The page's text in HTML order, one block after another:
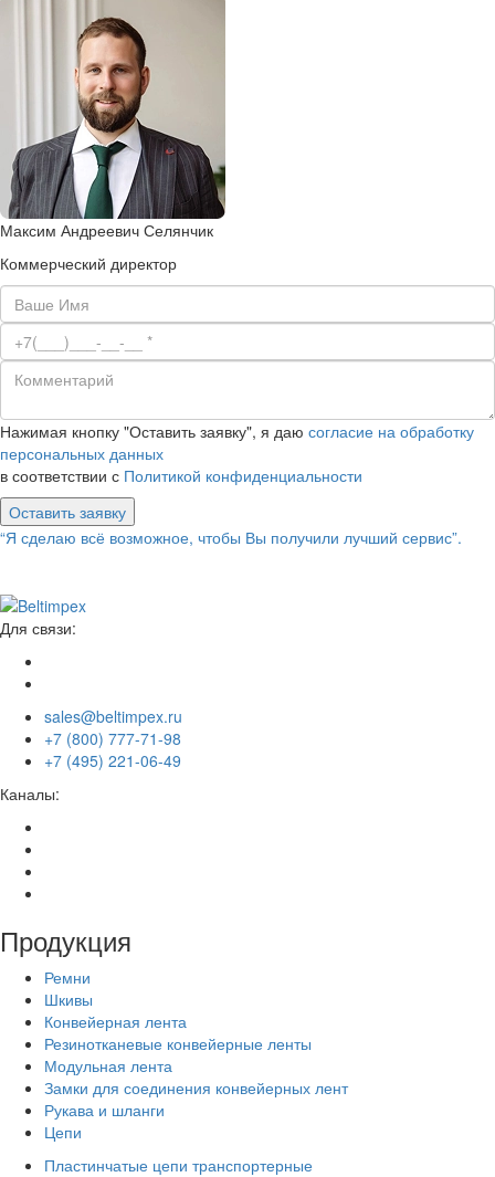
Максим Андреевич Селянчик
Коммерческий директор
Нажимая кнопку "Оставить заявку", я даю согласие на обработку
персональных данных
в соответствии с Политикой конфиденциальности
Оставить заявку
“Я сделаю всё возможное, чтобы Вы получили лучший сервис”.
Для связи:
sales@beltimpex.ru
+7 (800) 777-71-98
+7 (495) 221-06-49
Каналы:
Продукция
Ремни
Шкивы
Конвейерная лента
Резинотканевые конвейерные ленты
Модульная лента
Замки для соединения конвейерных лент
Рукава и шланги
Цепи
Пластинчатые цепи транспортерные